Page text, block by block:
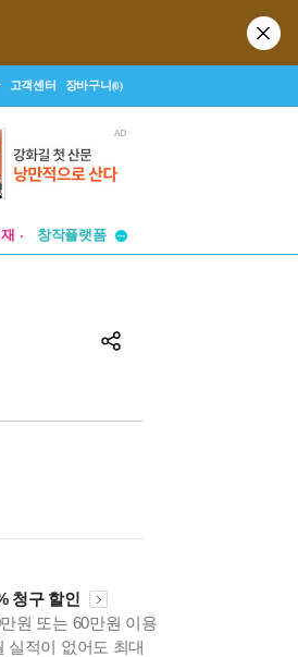
고객센터 장바구니(0)
투비컨티뉴드
청구 할인
원 또는 60만원 이용
실적이 없어도 최대